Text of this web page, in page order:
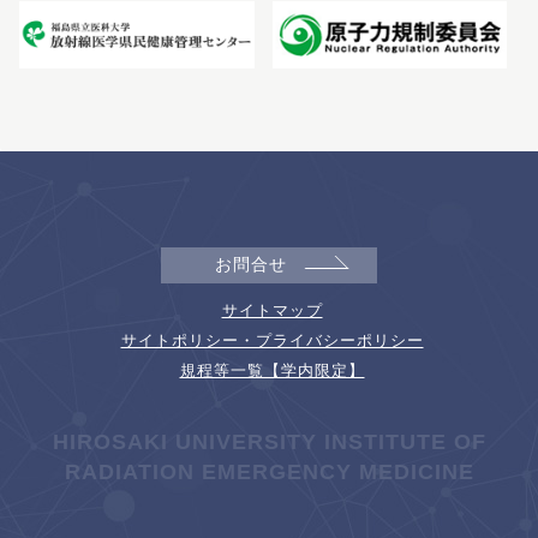
お問合せ
サイトマップ
サイトポリシー・プライバシーポリシー
規程等一覧【学内限定】
HIROSAKI UNIVERSITY INSTITUTE OF
RADIATION EMERGENCY MEDICINE